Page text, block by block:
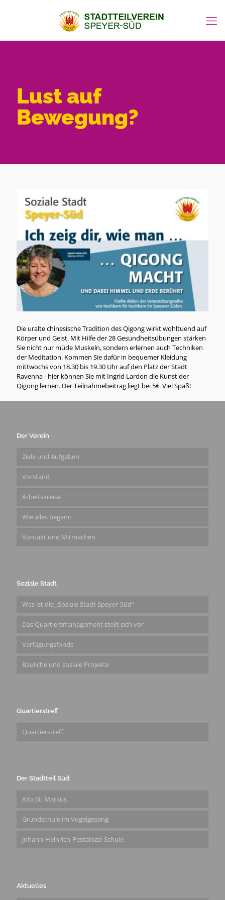
Lust auf
Bewegung?
Die uralte chinesische Tradition des Qigong wirkt wohltuend auf
Körper und Geist. Mit Hilfe der 28 Gesundheitsübungen stärken
Sie nicht nur müde Muskeln, sondern erlernen auch Techniken
der Meditation. Kommen Sie dafür in bequemer Kleidung
mittwochs von 18.30 bis 19.30 Uhr auf den Platz der Stadt
Ravenna - hier können Sie mit Ingrid Lardon die Kunst der
Qigong lernen. Der Teilnahmebeitrag liegt bei 5€. Viel Spaß!
Der Verein
Ziele und Aufgaben
Vorstand
Arbeitskreise
Wie alles begann
Kontakt und Mitmachen
Soziale Stadt
Was ist die „Soziale Stadt Speyer-Süd“
Das Quartiersmanagement stellt sich vor
Verfügungsfonds
Bauliche und soziale Projekte
Quartierstreff
Quartierstreff
Der Stadtteil Süd
Kita St. Markus
Grundschule im Vogelgesang
Johann-Heinrich-Pestalozzi-Schule
Aktuelles